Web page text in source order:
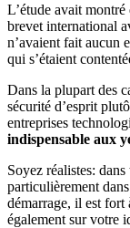
L’étude avait
brevet international
n’avaient fait aucun
qui s’étaient
Dans la plupart des
sécurité d’esprit
entreprises
indispensable aux
Soyez réalistes: dans
particulièrement
démarrage, il est fort
également sur votre